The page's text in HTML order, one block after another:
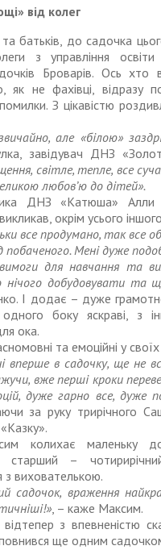
від колег
батьків, до садочка
з управління
Броварів. Ось хто
як не фахівці, відразу
З цікавістю
але «білою»
завідувач ДНЗ
світле, тепле, все
любов’ю до дітей».
ДНЗ «Катюша» Алли
окрім усього
все продумано, так все
побаченого. Мені дуже
вимоги для навчання та
нічого добудовувати та
І додає – дуже
боку яскраві, з
ока.
та емоційні у своїх
вперше в садочку, ще не
вже перші кроки
дуже гарно все, дуже
за руку трирічного
колихає маленьку
старший –
з вихователькою.
садочок, враження
, – каже Максим.
з впевненістю
ще одним